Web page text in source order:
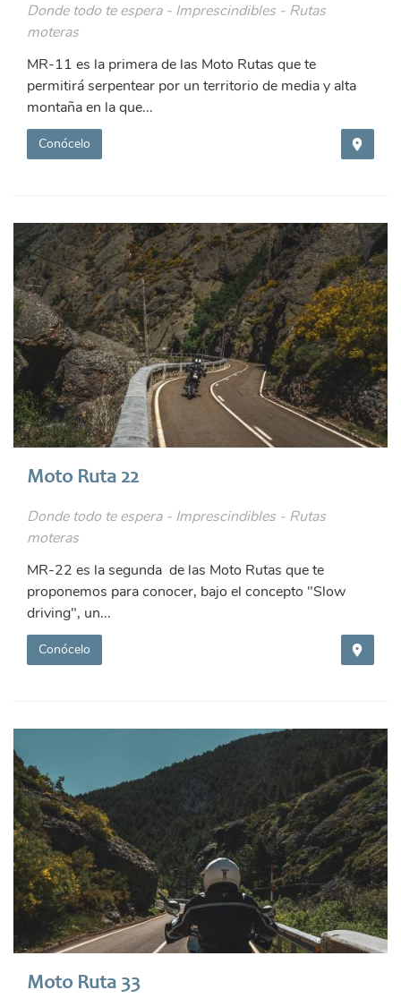
Donde todo te espera - Imprescindibles - Rutas
moteras
MR-11 es la primera de las Moto Rutas que te
permitirá serpentear por un territorio de media y alta
montaña en la que...
Conócelo
Moto Ruta 22
Donde todo te espera - Imprescindibles - Rutas
moteras
MR-22 es la segunda de las Moto Rutas que te
proponemos para conocer, bajo el concepto "Slow
driving", un...
Conócelo
Moto Ruta 33